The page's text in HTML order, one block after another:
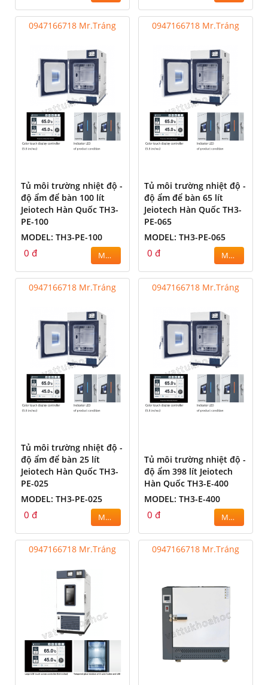
0947166718 Mr.Tráng
Tủ môi trường nhiệt độ -
độ ẩm để bàn 100 lít
Jeiotech Hàn Quốc TH3-
PE-100
MODEL: TH3-PE-100
0 đ MUA
0947166718 Mr.Tráng
Tủ môi trường nhiệt độ -
độ ẩm để bàn 65 lít
Jeiotech Hàn Quốc TH3-
PE-065
MODEL: TH3-PE-065
0 đ MUA
0947166718 Mr.Tráng
Tủ môi trường nhiệt độ -
độ ẩm để bàn 25 lít
Jeiotech Hàn Quốc TH3-
PE-025
MODEL: TH3-PE-025
0 đ MUA
0947166718 Mr.Tráng
Tủ môi trường nhiệt độ -
độ ẩm 398 lít Jeiotech
Hàn Quốc TH3-E-400
MODEL: TH3-E-400
0 đ MUA
0947166718 Mr.Tráng 0947166718 Mr.Tráng